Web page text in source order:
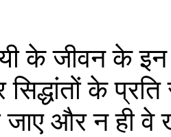
के जीवन के
के प्रति
जाए और न